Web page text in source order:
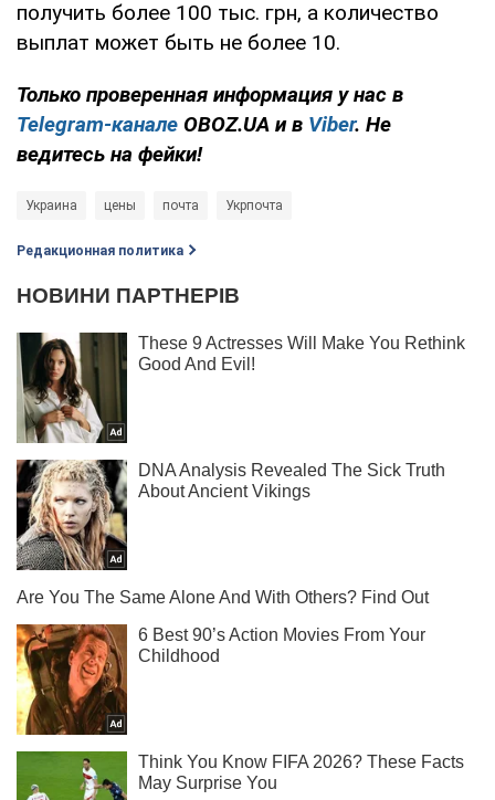
получить более 100 тыс. грн, а количество
выплат может быть не более 10.
Только проверенная информация у нас в
Telegram-канале OBOZ.UA и в Viber. Не
ведитесь на фейки!
Украина цены почта Укрпочта
Редакционная политика